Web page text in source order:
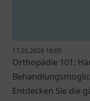
17.05.2026 16:05
Orthopädie 101:
Entdecken Sie die